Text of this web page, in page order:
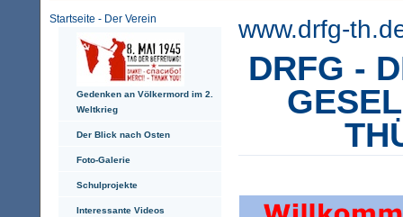
Startseite - Der Verein
Gedenken an Völkermord im 2.
Weltkrieg
Der Blick nach Osten
Foto-Galerie
Schulprojekte
Interessante Videos
www.drfg-
DRFG -